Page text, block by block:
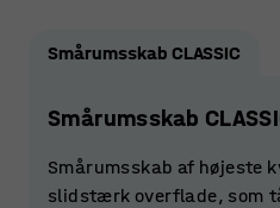
Smårumsskab CLASSIC
Smårumsskab
Smårumsskab af højeste
slidstærk overflade, som